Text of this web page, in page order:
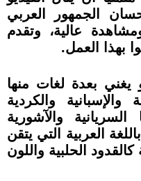
الجمهور العربي
عالية، وتقدم
بهذا العمل.
يغني بعدة لغات منها
والإسبانية والكردية
والآشورية
العربية التي يتقن
كالقدود الحلبية واللون